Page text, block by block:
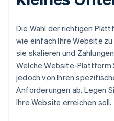
Die Wahl der richtigen
wie einfach Ihre Website
sie skalieren und
Welche Website-Plattform
jedoch von Ihren
Anforderungen ab. Legen
Ihre Website erreichen soll.